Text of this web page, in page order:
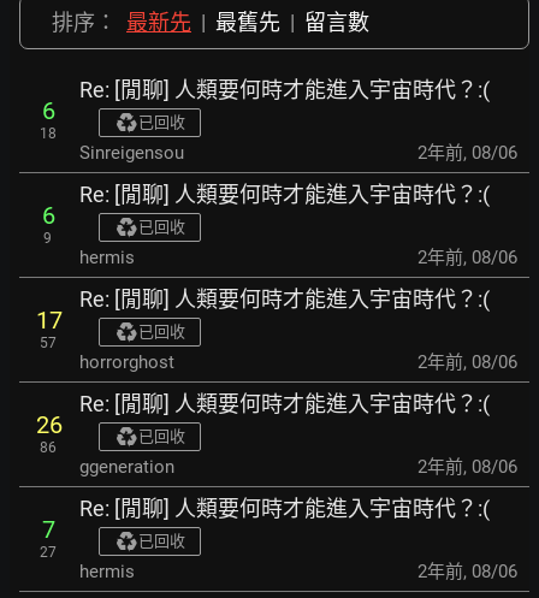
排序： 最新先 | 最舊先 | 留言數
6
18
Re: [閒聊] 人類要何時才能進入宇宙時代？:(
已回收
Sinreigensou 2年前, 08/06
6
9
Re: [閒聊] 人類要何時才能進入宇宙時代？:(
已回收
hermis 2年前, 08/06
17
57
Re: [閒聊] 人類要何時才能進入宇宙時代？:(
已回收
horrorghost 2年前, 08/06
26
86
Re: [閒聊] 人類要何時才能進入宇宙時代？:(
已回收
ggeneration 2年前, 08/06
7
27
Re: [閒聊] 人類要何時才能進入宇宙時代？:(
已回收
hermis 2年前, 08/06